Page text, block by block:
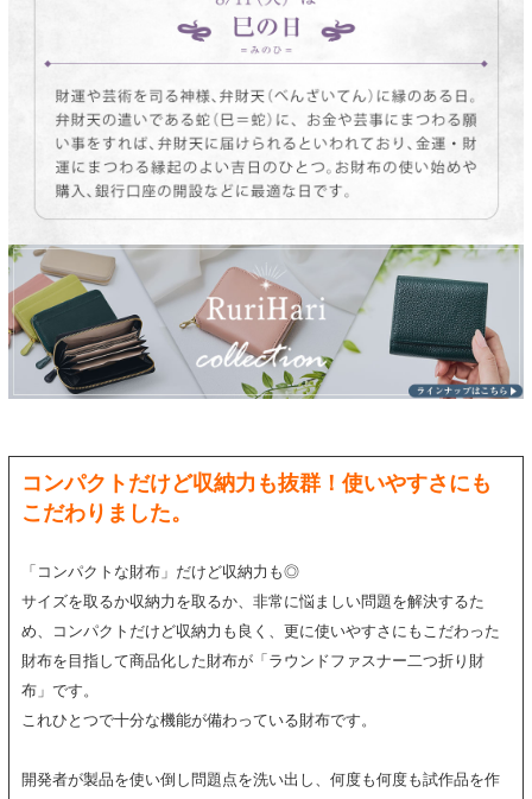
コンパクトだけど収納力も抜群！使いやすさにも
こだわりました。
「コンパクトな財布」だけど収納力も◎
サイズを取るか収納力を取るか、非常に悩ましい問題を解決するた
め、コンパクトだけど収納力も良く、更に使いやすさにもこだわった
財布を目指して商品化した財布が「ラウンドファスナー二つ折り財
布」です。
これひとつで十分な機能が備わっている財布です。
開発者が製品を使い倒し問題点を洗い出し、何度も何度も試作品を作